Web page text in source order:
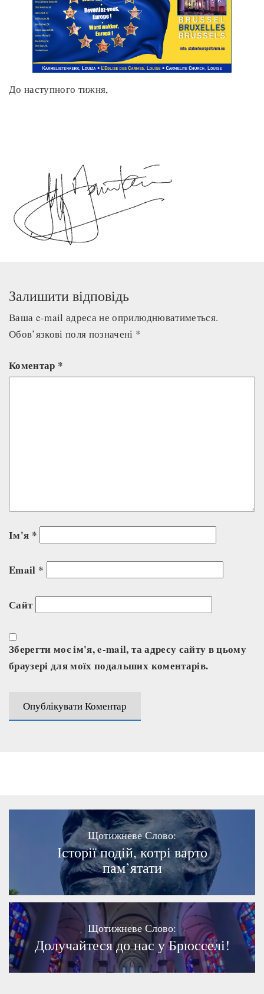
До наступного тижня,
Залишити відповідь
Ваша e-mail адреса не оприлюднюватиметься.
Обов’язкові поля позначені *
Коментар *
Ім'я *
Email *
Сайт
Зберегти моє ім'я, e-mail, та адресу сайту в цьому
браузері для моїх подальших коментарів.
Щотижневе Слово:
Історії подій, котрі варто
пам’ятати
Щотижневе Слово:
Долучайтеся до нас у Брюсселі!